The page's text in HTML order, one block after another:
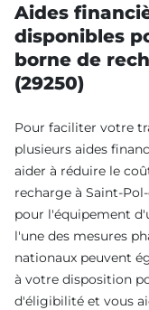
Aides
disponibles
borne de
(29250)
Pour faciliter votre
plusieurs aides
aider à réduire le
recharge à Saint-
pour l'équipement
l'une des mesures
nationaux peuvent
à votre disposition
d'éligibilité et vous